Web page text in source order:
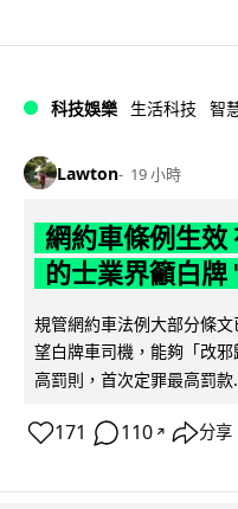
科技娛樂 生活科技 智
Lawton 19 小時
網約車條例生效
的士業界籲白牌
規管網約車法例大部分條
望白牌車司機，能夠「改
高罰則，首次定罪最高罰款
171 110 ↗ 分享